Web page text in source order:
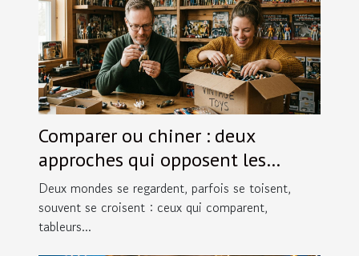
Comparer ou chiner : deux
approches qui opposent les
passionnés de figurines
Deux mondes se regardent, parfois se toisent,
souvent se croisent : ceux qui comparent,
tableurs...